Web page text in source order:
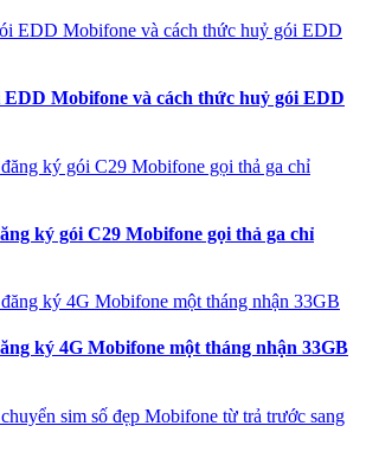
Mobifone và cách thức huỷ gói EDD
ký gói C29 Mobifone gọi thả ga chỉ
ký 4G Mobifone một tháng nhận 33GB